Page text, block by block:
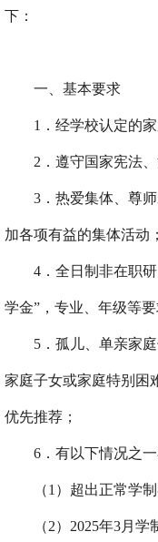
下：
一、基本要求
1 ．经学校认定的
2 ．遵守国家宪法
3 ．热爱集体、尊
加各项有益的集体活动；
4 ．全日制非在职
学金” ，专业、年级等
5 ．孤儿、单亲家
家庭子女或家庭特别困
优先推荐；
6 ．有以下情况之
（1 ）超出正常学制
（2） 2025年3月学